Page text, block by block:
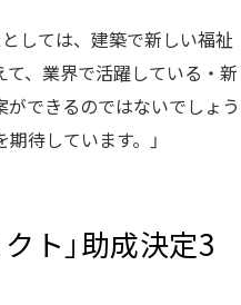
しては、建築で新しい福祉
、業界で活躍している・新
できるのではないでしょう
待しています。」
ト」助成決定3